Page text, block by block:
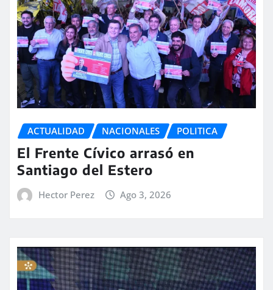
ACTUALIDAD NACIONALES POLITICA
El Frente Cívico arrasó en
Santiago del Estero
Hector Perez Ago 3, 2026